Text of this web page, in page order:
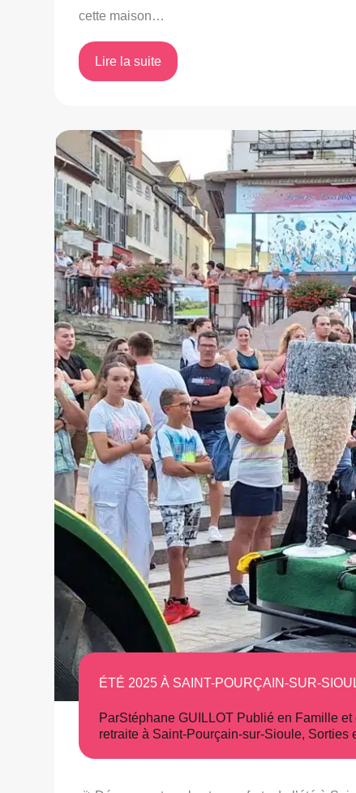
cette maison…
Lire la suite
ÉTÉ 2025 À SAINT-POURÇAIN-SUR-
ParStéphane GUILLOT Publié en Famille
retraite à Saint-Pourçain-sur-Sioule, Sorties